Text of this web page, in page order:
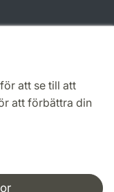
att se till att
att förbättra din